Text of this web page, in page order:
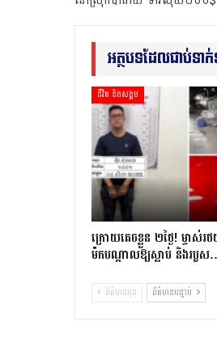
អត្ថបទដែលជាប់ទា
ជីវិត និងសង្គម
ក្រោយ​គេចខ្លួន ២​ថ្ងៃ​! ម្ចាស់​រ
ម៉ក​បណ្តាល​ឱ្យ​ស្លាប់ និង​របួ
ព័ត៌មានមុន ព័ត៌មានបន្ទាប់